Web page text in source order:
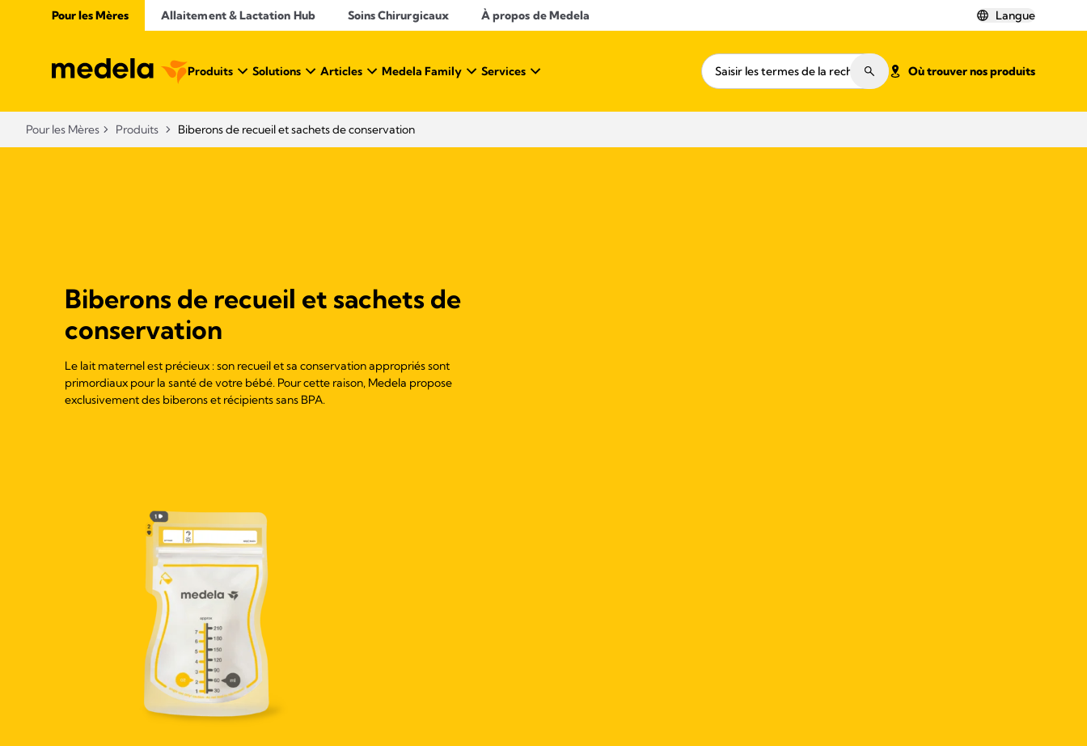
Pour les Mères Allaitement & Lactation Hub Soins Chirurgicaux À propos de Medela Langue
Produits Solutions Articles Medela Family Services Où trouver nos produits
Pour les Mères Produits Biberons de recueil et sachets de conservation​
Biberons de recueil et sachets de
conservation
Le lait maternel est précieux : son recueil et sa conservation appropriés sont
primordiaux pour la santé de votre bébé. Pour cette raison, Medela propose
exclusivement des biberons et récipients sans BPA.